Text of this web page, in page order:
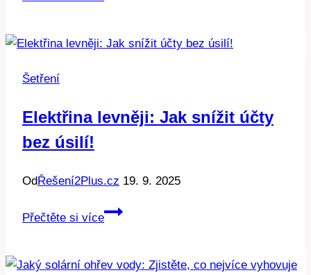
Tipy
provoz
Šetření
Elektřina levněji: Jak snížit účty
bez úsilí!
Od Řešení2Plus.cz 19. 9. 2025
Přečtěte si více
Elektřina
snížit